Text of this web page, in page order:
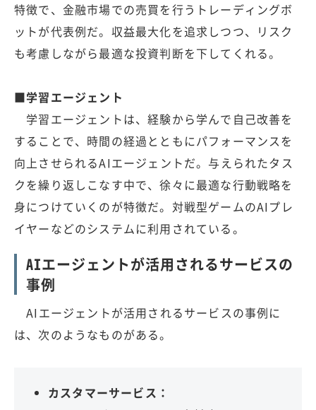
特徴で、金融市場での売買を行うトレーディングボ
ットが代表例だ。収益最大化を追求しつつ、リスク
も考慮しながら最適な投資判断を下してくれる。
■学習エージェント
学習エージェントは、経験から学んで自己改善を
することで、時間の経過とともにパフォーマンスを
向上させられるAIエージェントだ。与えられたタス
クを繰り返しこなす中で、徐々に最適な行動戦略を
身につけていくのが特徴だ。対戦型ゲームのAIプレ
イヤーなどのシステムに利用されている。
AIエージェントが活用されるサービスの
事例
AIエージェントが活用されるサービスの事例に
は、次のようなものがある。
カスタマーサービス：